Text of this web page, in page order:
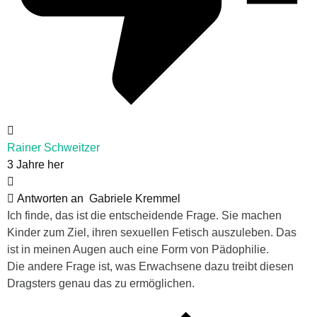
Rainer Schweitzer
3 Jahre her
Antworten an Gabriele Kremmel
Ich finde, das ist die entscheidende Frage. Sie machen
Kinder zum Ziel, ihren sexuellen Fetisch auszuleben. Das
ist in meinen Augen auch eine Form von Pädophilie.
Die andere Frage ist, was Erwachsene dazu treibt diesen
Dragsters genau das zu ermöglichen.